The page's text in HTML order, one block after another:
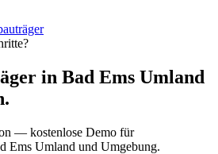
in Bad Ems Umland
— kostenlose Demo für
Ems Umland und Umgebung.